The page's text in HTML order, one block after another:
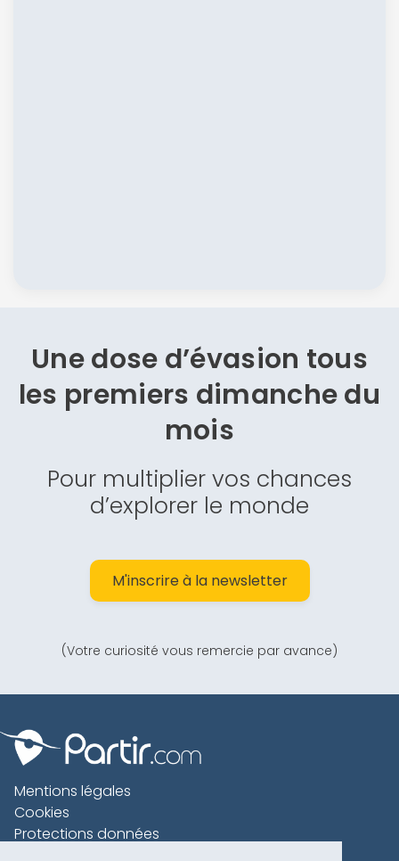
Une dose d’évasion tous
les premiers dimanche du
mois
Pour multiplier vos chances
d’explorer le monde
M'inscrire à la newsletter
(Votre curiosité vous remercie par avance)
Mentions légales
Cookies
Protections données